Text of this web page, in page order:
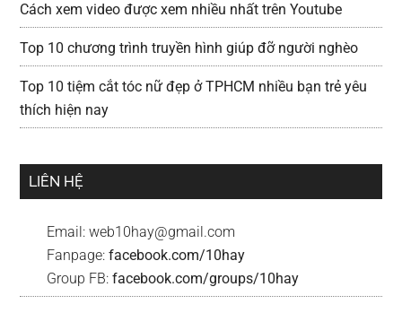
Cách xem video được xem nhiều nhất trên Youtube
Top 10 chương trình truyền hình giúp đỡ người nghèo
Top 10 tiệm cắt tóc nữ đẹp ở TPHCM nhiều bạn trẻ yêu
thích hiện nay
LIÊN HỆ
Email:web10hay@gmail.com
Fanpage:facebook.com/10hay
Group FB:facebook.com/groups/10hay